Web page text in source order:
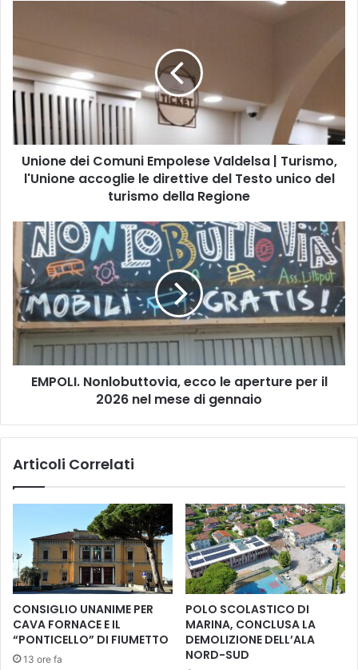
o
n
e
d
e
i
E
m
p
o
l
l
e
u
r
i
s
m
,
Unione dei Comuni Empolese Valdelsa | Turismo,
l'Unione accoglie le direttive del Testo unico del
turismo della Regione
P
O
L
I
.
o
t
,
e
c
o
e
EMPOLI. Nonlobuttovia, ecco le aperture per il
2026 nel mese di gennaio
Articoli Correlati
CONSIGLIO UNANIME PER
CAVA FORNACE E IL
“PONTICELLO” DI FIUMETTO
13 ore fa
POLO SCOLASTICO DI
MARINA, CONCLUSA LA
DEMOLIZIONE DELL’ALA
NORD-SUD